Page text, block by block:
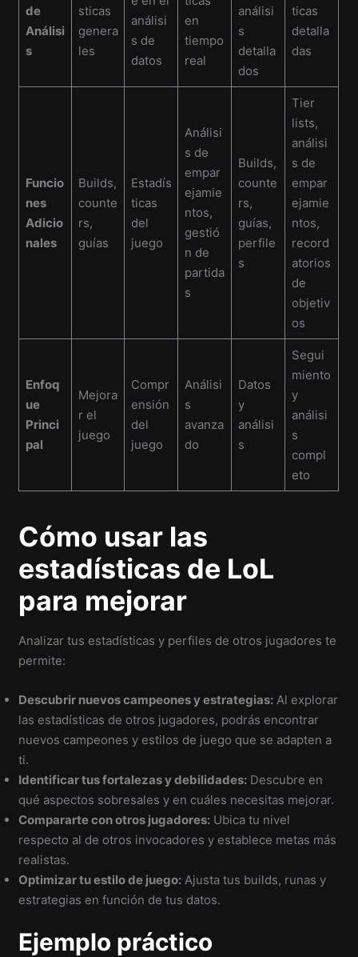
de
Análisi
s
sticas
genera
les
análisi
s de
datos
en
tiempo
real
análisi
s
detalla
dos
ticas
detalla
das
Funcio
nes
Adicio
nales
Builds,
counte
rs,
guías
Estadís
ticas
del
juego
Análisi
s de
empar
ejamie
ntos,
gestió
n de
partida
s
Builds,
counte
rs,
guías,
perfile
s
Tier
lists,
análisi
s de
empar
ejamie
ntos,
record
atorios
de
objetiv
os
Enfoq
ue
Princi
pal
Mejora
r el
juego
Compr
ensión
del
juego
Análisi
s
avanza
do
Datos
y
análisi
s
Segui
miento
y
análisi
s
compl
eto
Cómo usar las
estadísticas de LoL
para mejorar
Analizar tus estadísticas y perfiles de otros jugadores te
permite:
Descubrir nuevos campeones y estrategias: Al explorar
las estadísticas de otros jugadores, podrás encontrar
nuevos campeones y estilos de juego que se adapten a
ti.
Identificar tus fortalezas y debilidades: Descubre en
qué aspectos sobresales y en cuáles necesitas mejorar.
Compararte con otros jugadores: Ubica tu nivel
respecto al de otros invocadores y establece metas más
realistas.
Optimizar tu estilo de juego: Ajusta tus builds, runas y
estrategias en función de tus datos.
Ejemplo práctico